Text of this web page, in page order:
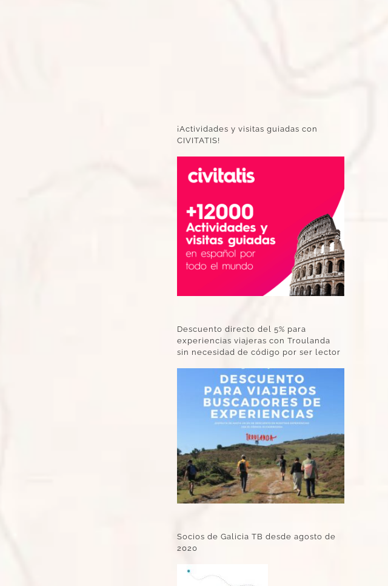
¡Actividades y visitas guiadas con
CIVITATIS!
Descuento directo del 5% para
experiencias viajeras con Troulanda
sin necesidad de código por ser lector
Socios de Galicia TB desde agosto de
2020